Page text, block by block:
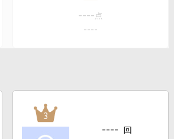
---- 点
----
3
---- 回